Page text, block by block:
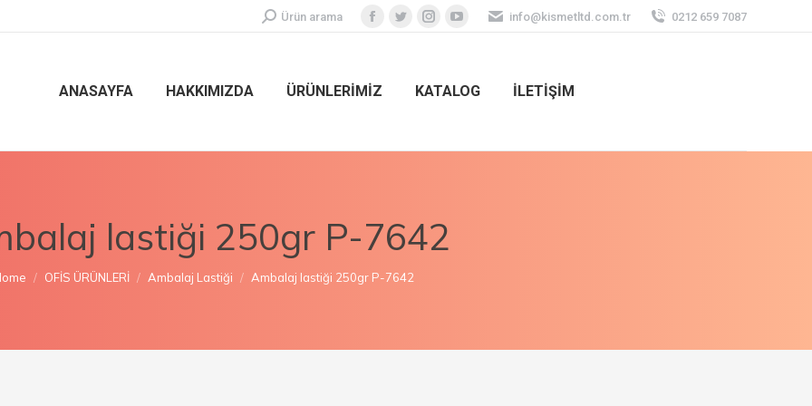
Ürün arama info@kismetltd.com.tr 0212 659 7087
ANASAYFA HAKKIMIZDA ÜRÜNLERİMİZ KATALOG İLETİŞİM
lastiği 250gr P-7642
are here:
OFİS ÜRÜNLERİ Ambalaj Lastiği Ambalaj lastiği 250gr P-7642